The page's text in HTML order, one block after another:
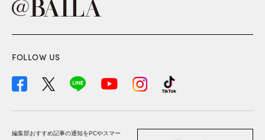
FOLLOW US
編集部おすすめ記事の通知をPCやスマー